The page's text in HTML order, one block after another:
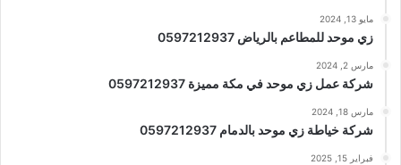
مايو 13, 2024
زي موحد للمطاعم بالرياض 0597212937
مارس 2, 2024
شركة عمل زي موحد في مكة مميزة 0597212937
مارس 18, 2024
شركة خياطة زي موحد بالدمام 0597212937
فبراير 15, 2025